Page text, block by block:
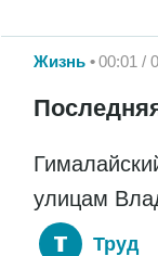
Жизнь 00:01 /
улицам
Труд